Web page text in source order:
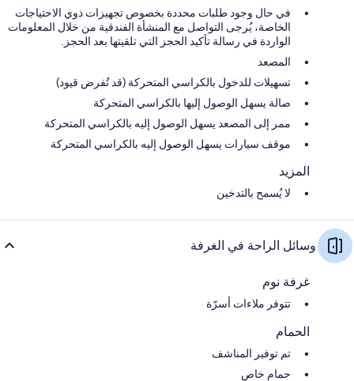
في حال وجود طلبات محددة بخصوص تجهيزات ذوي الاحتياجات
الخاصة، يُرجى التواصل مع المنشأة الفندقية من خلال المعلومات
الواردة في رسالة تأكيد الحجز التي تلقيتها بعد الحجز.
المصعد
تسهيلات للدخول بالكراسي المتحركة (قد تُفرض قيود)
صالة يسهل الوصول إليها بالكراسي المتحركة
ممر إلى المصعد يسهل الوصول إليه بالكراسي المتحركة
موقف سيارات يسهل الوصول إليه بالكراسي المتحركة
المزيد
لا يُسمح بالتدخين
وسائل الراحة في الغرفة
غرفة نوم
تتوفر ملاءات أسرّة
الحمام
تم توفير المناشف
حمام خاص